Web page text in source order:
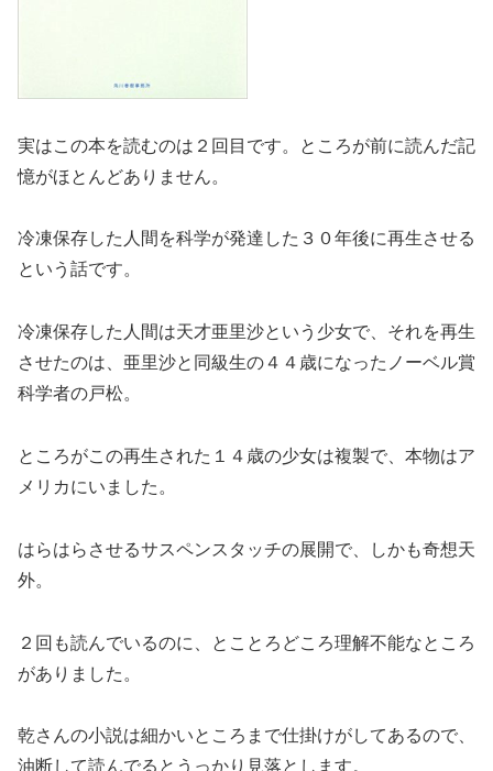
実はこの本を読むのは２回目です。ところが前に読んだ記
憶がほとんどありません。
冷凍保存した人間を科学が発達した３０年後に再生させる
という話です。
冷凍保存した人間は天才亜里沙という少女で、それを再生
させたのは、亜里沙と同級生の４４歳になったノーベル賞
科学者の戸松。
ところがこの再生された１４歳の少女は複製で、本物はア
メリカにいました。
はらはらさせるサスペンスタッチの展開で、しかも奇想天
外。
２回も読んでいるのに、とことろどころ理解不能なところ
がありました。
乾さんの小説は細かいところまで仕掛けがしてあるので、
油断して読んでるとうっかり見落とします。